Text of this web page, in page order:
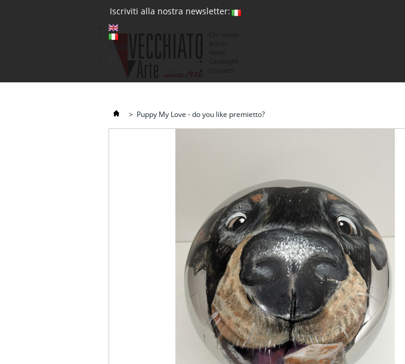
Iscriviti alla nostra newsletter:
> Puppy My Love - do you like premietto?